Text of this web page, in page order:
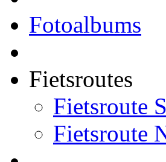
Fotoalbums
Fietsroutes
Fietsroute
Fietsroute